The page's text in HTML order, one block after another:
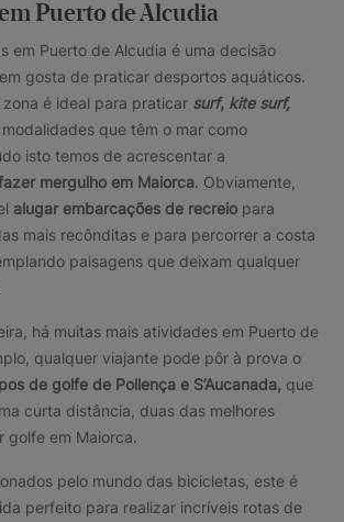
Puerto de Alcudia
em Puerto de Alcudia é uma decisão
gosta de praticar desportos aquáticos.
é ideal para praticar surf, kite surf,
que têm o mar como
isto temos de acrescentar a
mergulho em Maiorca. Obviamente,
alugar embarcações de recreio para
mais recônditas e para percorrer a costa
paisagens que deixam qualquer
há muitas mais atividades em Puerto de
qualquer viajante pode pôr à prova o
de golfe de Pollença e S’Aucanada, que
curta distância, duas das melhores
golfe em Maiorca.
pelo mundo das bicicletas, este é
perfeito para realizar incríveis rotas de